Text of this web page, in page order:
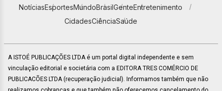
NotíciasEsportesMundoBrasilGenteEntretenimento
CidadesCiênciaSaúde
A ISTOÉ PUBLICAÇÕES LTDA é um portal digital independente e sem
vinculação editorial e societária com a EDITORA TRES COMÉRCIO DE
PUBLICACÕES LTDA (recuperação judicial). Informamos também que não